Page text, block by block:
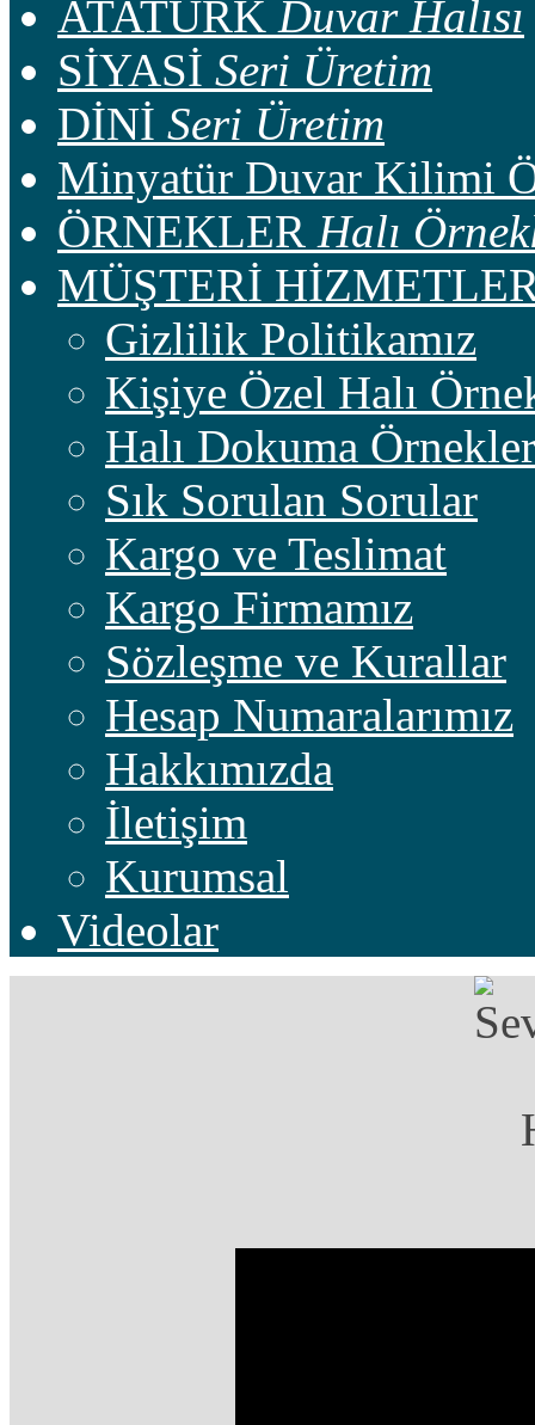
ATATÜRK Duvar Halısı
SİYASİ Seri Üretim
DİNİ Seri Üretim
Minyatür Duvar Kilimi
ÖRNEKLER Halı
MÜŞTERİ
Gizlilik Politikamız
Kişiye Özel Halı
Halı Dokuma
Sık Sorulan Sorular
Kargo ve Teslimat
Kargo Firmamız
Sözleşme ve Kurallar
Hesap Numaralarımız
Hakkımızda
İletişim
Kurumsal
Videolar